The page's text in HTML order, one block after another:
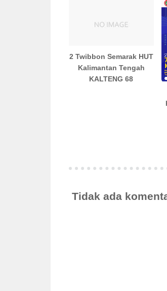
2 Twibbon Semarak HUT
Kalimantan Tengah
KALTENG 68
Tidak ada